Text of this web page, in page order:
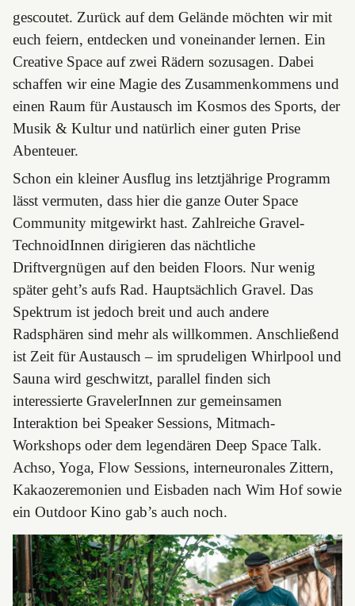
gescoutet. Zurück auf dem Gelände möchten wir mit
euch feiern, entdecken und voneinander lernen. Ein
Creative Space auf zwei Rädern sozusagen. Dabei
schaffen wir eine Magie des Zusammenkommens und
einen Raum für Austausch im Kosmos des Sports, der
Musik & Kultur und natürlich einer guten Prise
Abenteuer.
Schon ein kleiner Ausflug ins letztjährige Programm
lässt vermuten, dass hier die ganze Outer Space
Community mitgewirkt hast. Zahlreiche Gravel-
TechnoidInnen dirigieren das nächtliche
Driftvergnügen auf den beiden Floors. Nur wenig
später geht’s aufs Rad. Hauptsächlich Gravel. Das
Spektrum ist jedoch breit und auch andere
Radsphären sind mehr als willkommen. Anschließend
ist Zeit für Austausch – im sprudeligen Whirlpool und
Sauna wird geschwitzt, parallel finden sich
interessierte GravelerInnen zur gemeinsamen
Interaktion bei Speaker Sessions, Mitmach-
Workshops oder dem legendären Deep Space Talk.
Achso, Yoga, Flow Sessions, interneuronales Zittern,
Kakaozeremonien und Eisbaden nach Wim Hof sowie
ein Outdoor Kino gab’s auch noch.